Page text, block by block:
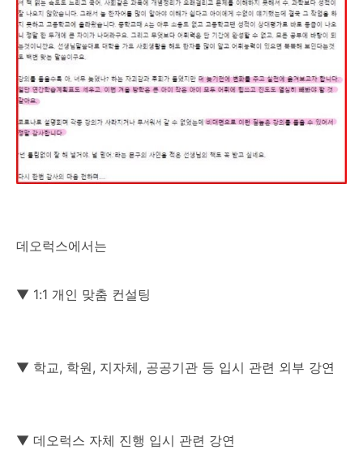
데오럭스에서는
▼ 1:1 개인 맞춤 컨설팅
▼ 학교, 학원, 지자체, 공공기관 등 입시 관련 외부 강연
▼ 데오럭스 자체 진행 입시 관련 강연